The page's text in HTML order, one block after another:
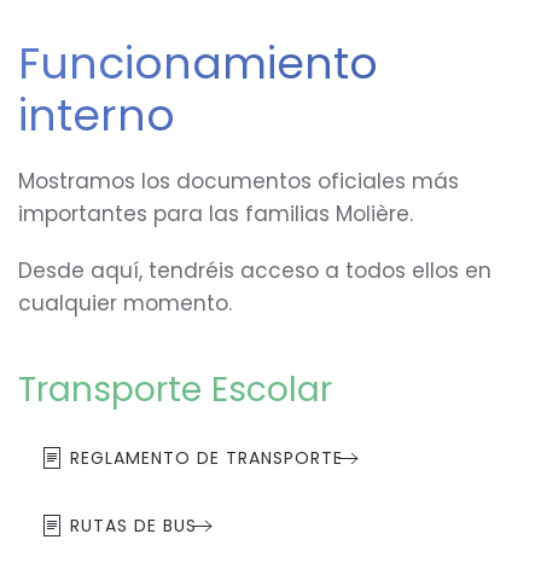
Funcionamiento
interno
Mostramos los documentos oficiales más
importantes para las familias Molière.
Desde aquí, tendréis acceso a todos ellos en
cualquier momento.
Transporte Escolar
REGLAMENTO DE TRANSPORTE
RUTAS DE BUS